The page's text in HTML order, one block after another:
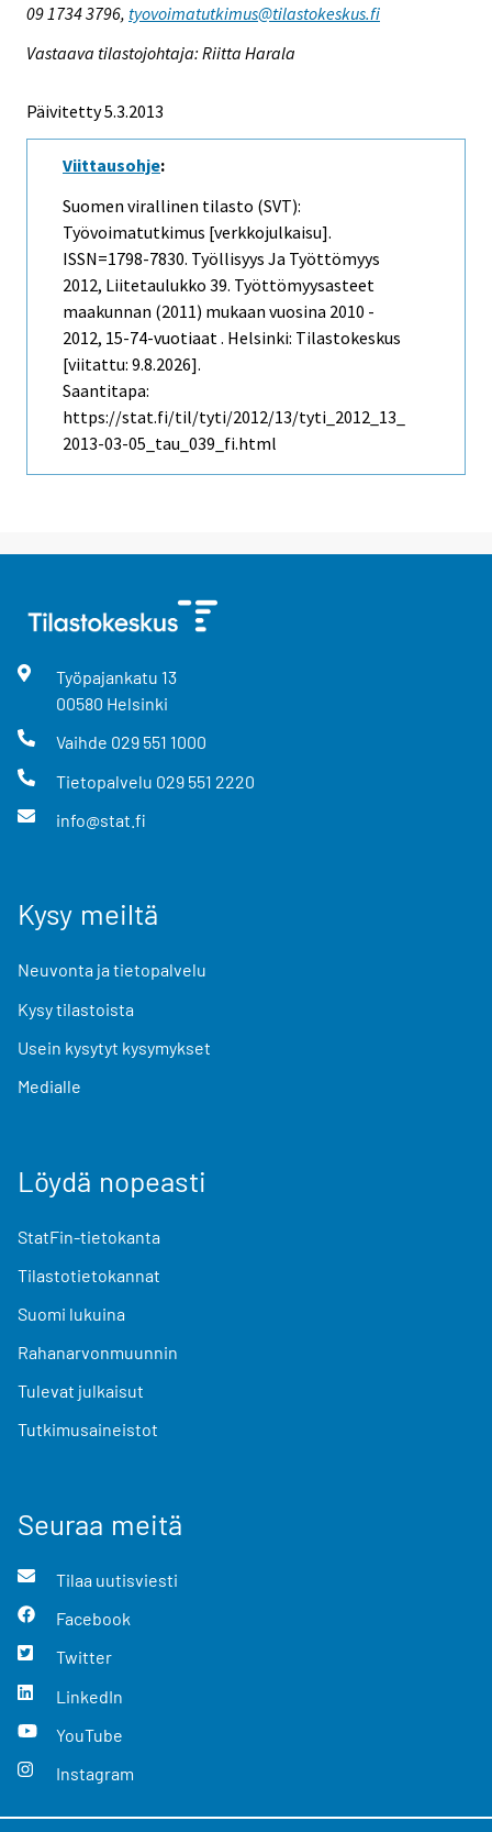
09 1734 3796, tyovoimatutkimus@tilastokeskus.fi
Vastaava tilastojohtaja: Riitta Harala
Päivitetty 5.3.2013
Viittausohje:
Suomen virallinen tilasto (SVT):
Työvoimatutkimus [verkkojulkaisu].
ISSN=1798-7830. Työllisyys Ja Työttömyys
2012, Liitetaulukko 39. Työttömyysasteet
maakunnan (2011) mukaan vuosina 2010 -
2012, 15-74-vuotiaat . Helsinki: Tilastokeskus
[viitattu: 9.8.2026].
Saantitapa:
https://stat.fi/til/tyti/2012/13/tyti_2012_13_
2013-03-05_tau_039_fi.html
Työpajankatu 13
00580 Helsinki
Vaihde 029 551 1000
Tietopalvelu 029 551 2220
info@stat.fi
Kysy meiltä
Neuvonta ja tietopalvelu
Kysy tilastoista
Usein kysytyt kysymykset
Medialle
Löydä nopeasti
StatFin-tietokanta
Tilastotietokannat
Suomi lukuina
Rahanarvonmuunnin
Tulevat julkaisut
Tutkimusaineistot
Seuraa meitä
Tilaa uutisviesti
Facebook
Twitter
LinkedIn
YouTube
Instagram